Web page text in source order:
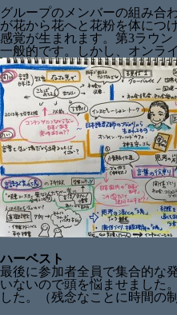
グループのメンバーの組み合
が花から花へと花粉を体につ
感覚が生まれます。第3ラウ
一般的です。しかし、オンラ
ハーベスト
最後に参加者全員で集合的な
いないので頭を悩ませました
した。（残念なことに時間の